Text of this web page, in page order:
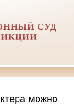
СУД
можно